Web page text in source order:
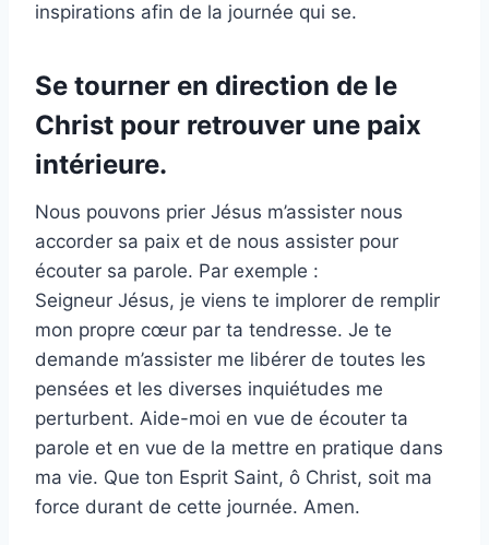
inspirations afin de la journée qui se.
Se tourner en direction de le
Christ pour retrouver une paix
intérieure.
Nous pouvons prier Jésus m’assister nous
accorder sa paix et de nous assister pour
écouter sa parole. Par exemple :
Seigneur Jésus, je viens te implorer de remplir
mon propre cœur par ta tendresse. Je te
demande m’assister me libérer de toutes les
pensées et les diverses inquiétudes me
perturbent. Aide-moi en vue de écouter ta
parole et en vue de la mettre en pratique dans
ma vie. Que ton Esprit Saint, ô Christ, soit ma
force durant de cette journée. Amen.